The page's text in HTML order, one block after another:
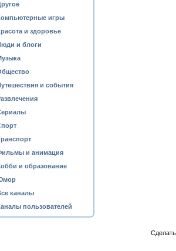
игры
и здоровье
и блоги
и события
и анимация
и образование
каналы
пользователей